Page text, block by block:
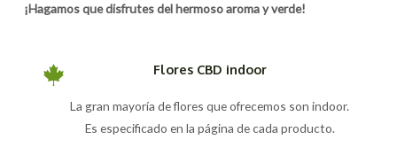
¡Hagamos que disfrutes del hermoso aroma y verde!
Flores CBD indoor
La gran mayoría de flores que ofrecemos son indoor.
Es especificado en la página de cada producto.